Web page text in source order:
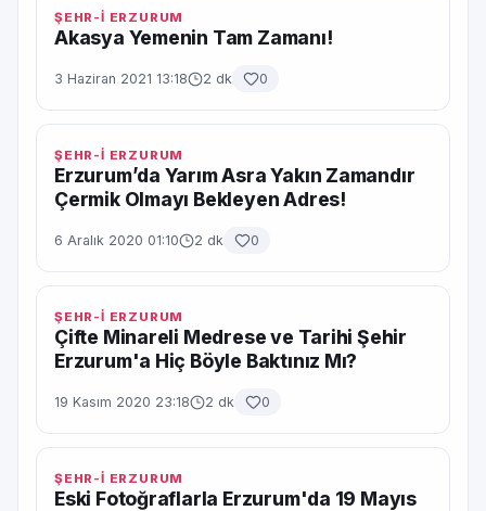
ŞEHR-İ ERZURUM
Akasya Yemenin Tam Zamanı!
3 Haziran 2021 13:18 2 dk 0
ŞEHR-İ ERZURUM
Erzurum’da Yarım Asra Yakın Zamandır
Çermik Olmayı Bekleyen Adres!
6 Aralık 2020 01:10 2 dk 0
ŞEHR-İ ERZURUM
Çifte Minareli Medrese ve Tarihi Şehir
Erzurum'a Hiç Böyle Baktınız Mı?
19 Kasım 2020 23:18 2 dk 0
ŞEHR-İ ERZURUM
Eski Fotoğraflarla Erzurum'da 19 Mayıs